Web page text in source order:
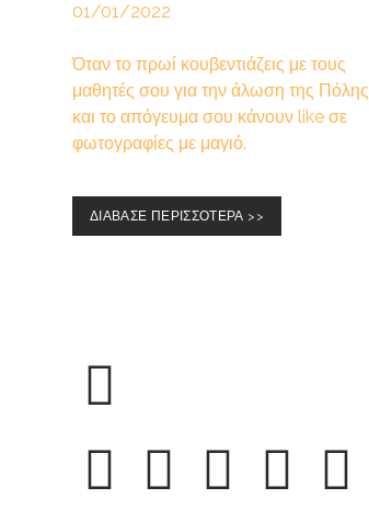
01/01/2022
Όταν το πρωί κουβεντιάζεις με τους
μαθητές σου για την άλωση της Πόλης
και το απόγευμα σου κάνουν like σε
φωτογραφίες με μαγιό.
ΔΙΑΒΑΣΕ ΠΕΡΙΣΣΟΤΕΡΑ >>